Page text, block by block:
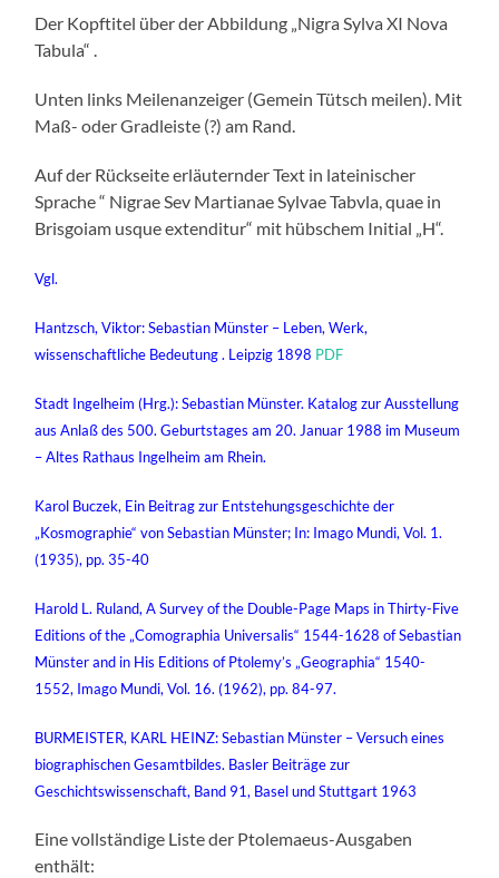
Der Kopftitel über der Abbildung „Nigra Sylva XI Nova
Tabula“ .
Unten links Meilenanzeiger (Gemein Tütsch meilen). Mit
Maß- oder Gradleiste (?) am Rand.
Auf der Rückseite erläuternder Text in lateinischer
Sprache “ Nigrae Sev Martianae Sylvae Tabvla, quae in
Brisgoiam usque extenditur“ mit hübschem Initial „H“.
Vgl.
Hantzsch, Viktor: Sebastian Münster – Leben, Werk,
wissenschaftliche Bedeutung . Leipzig 1898 PDF
Stadt Ingelheim (Hrg.): Sebastian Münster. Katalog zur Ausstellung
aus Anlaß des 500. Geburtstages am 20. Januar 1988 im Museum
– Altes Rathaus Ingelheim am Rhein.
Karol Buczek, Ein Beitrag zur Entstehungsgeschichte der
„Kosmographie“ von Sebastian Münster; In: Imago Mundi, Vol. 1.
(1935), pp. 35-40
Harold L. Ruland, A Survey of the Double-Page Maps in Thirty-Five
Editions of the „Comographia Universalis“ 1544-1628 of Sebastian
Münster and in His Editions of Ptolemy’s „Geographia“ 1540-
1552, Imago Mundi, Vol. 16. (1962), pp. 84-97.
BURMEISTER, KARL HEINZ: Sebastian Münster – Versuch eines
biographischen Gesamtbildes. Basler Beiträge zur
Geschichtswissenschaft, Band 91, Basel und Stuttgart 1963
Eine vollständige Liste der Ptolemaeus-Ausgaben
enthält: